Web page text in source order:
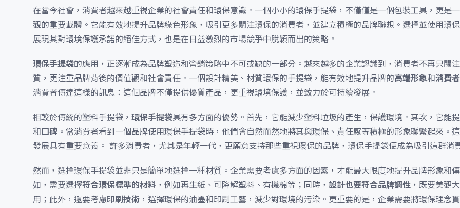
在當今社會，消費者越來越重視企業的社會責任和環保意識。一個小小的環保手提袋，不僅僅是一個包裝工具，更是
觀的重要載體。它能有效地提升品牌綠色形象，吸引更多關注環保的消費者，並建立積極的品牌聯想。選擇並使用環
展現其對環境保護承諾的絕佳方式，也是在日益激烈的市場競爭中脫穎而出的策略。
環保手提袋的應用，正逐漸成為品牌塑造和營銷策略中不可或缺的一部分。越來越多的企業認識到，消費者不再只關
質，更注重品牌背後的價值觀和社會責任。一個設計精美、材質環保的手提袋，能有效地提升品牌的高端形象和消費
消費者傳達這樣的訊息：這個品牌不僅提供優質產品，更重視環境保護，並致力於可持續發展。
相較於傳統的塑料手提袋， 環保手提袋具有多方面的優勢。首先，它能減少塑料垃圾的產生，保護環境。其次，它能
和口碑 。當消費者看到一個品牌使用環保手提袋時，他們會自然而然地將其與環保、責任感等積極的形象聯繫起來。
發展具有重要意義。 許多消費者，尤其是年輕一代，更願意支持那些重視環保的品牌，環保手提袋便成為吸引這群消
然而，選擇環保手提袋並非只是簡單地選擇一種材質。企業需要考慮多方面的因素，才能最大限度地提升品牌形象和
如，需要選擇符合環保標準的材料 ，例如再生紙、可降解塑料、有機棉等；同時， 設計也要符合品牌調性 ，既要美觀
用；此外，還要考慮印刷技術 ，選擇環保的油墨和印刷工藝，減少對環境的污染。更重要的是，企業需要將環保理念